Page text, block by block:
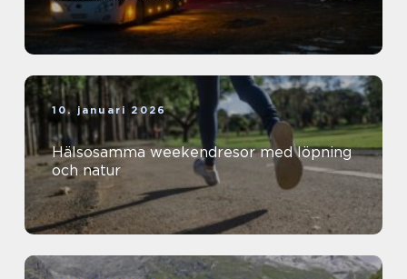
10. januari 2026
Hälsosamma weekendresor med löpning
och natur